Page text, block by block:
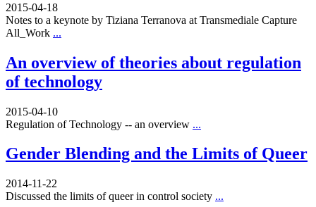
2015-04-18
Notes to a keynote by Tiziana Terranova at Transmediale Capture
All_Work ...
An overview of theories about regulation
of technology
2015-04-10
Regulation of Technology -- an overview ...
Gender Blending and the Limits of Queer
2014-11-22
Discussed the limits of queer in control society ...